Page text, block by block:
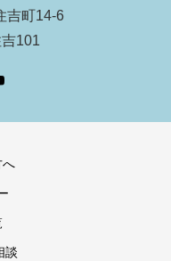
吉町14-6
101
へ
談